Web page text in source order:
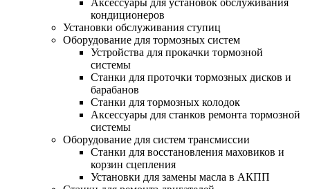
Аксессуары для установок обслуживания
кондиционеров
Установки обслуживания ступиц
Оборудование для тормозных систем
Устройства для прокачки тормозной
системы
Станки для проточки тормозных дисков и
барабанов
Станки для тормозных колодок
Аксессуары для станков ремонта тормозной
системы
Оборудование для систем трансмиссии
Станки для восстановления маховиков и
корзин сцепления
Установки для замены масла в АКПП